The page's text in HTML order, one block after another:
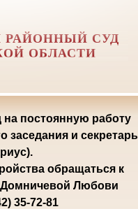
СУД
ОБЛАСТИ
постоянную работу
заседания и секретарь
обращаться к
Домничевой Любови
35-72-81